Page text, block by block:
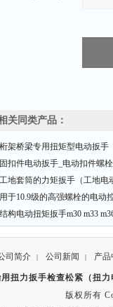
关同类产品：
架桥梁专用扭矩型电动扳手
扣件电动扳手_电动扣件螺
地套筒的力矩扳手（工地电
于10.9级的高强螺栓的电动
构电动扭矩扳手m30 m33
司简介 | 公司新闻 | 产品
扭力扳手检查松紧（扭
版权所有